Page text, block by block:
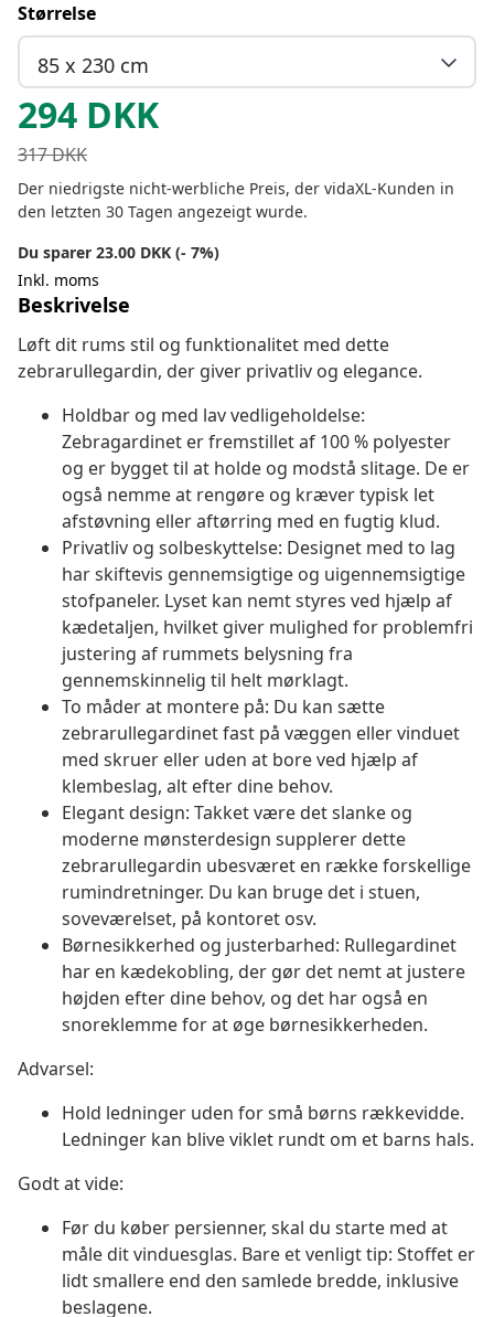
Størrelse
85 x 230 cm
294 DKK
317DKK
Der niedrigste nicht-werbliche Preis, der vidaXL-Kunden in
den letzten 30 Tagen angezeigt wurde.
Du sparer 23.00 DKK (- 7%)
Inkl. moms
Beskrivelse
Løft dit rums stil og funktionalitet med dette
zebrarullegardin, der giver privatliv og elegance.
Holdbar og med lav vedligeholdelse:
Zebragardinet er fremstillet af 100 % polyester
og er bygget til at holde og modstå slitage. De er
også nemme at rengøre og kræver typisk let
afstøvning eller aftørring med en fugtig klud.
Privatliv og solbeskyttelse: Designet med to lag
har skiftevis gennemsigtige og uigennemsigtige
stofpaneler. Lyset kan nemt styres ved hjælp af
kædetaljen, hvilket giver mulighed for problemfri
justering af rummets belysning fra
gennemskinnelig til helt mørklagt.
To måder at montere på: Du kan sætte
zebrarullegardinet fast på væggen eller vinduet
med skruer eller uden at bore ved hjælp af
klembeslag, alt efter dine behov.
Elegant design: Takket være det slanke og
moderne mønsterdesign supplerer dette
zebrarullegardin ubesværet en række forskellige
rumindretninger. Du kan bruge det i stuen,
soveværelset, på kontoret osv.
Børnesikkerhed og justerbarhed: Rullegardinet
har en kædekobling, der gør det nemt at justere
højden efter dine behov, og det har også en
snoreklemme for at øge børnesikkerheden.
Advarsel:
Hold ledninger uden for små børns rækkevidde.
Ledninger kan blive viklet rundt om et barns hals.
Godt at vide:
Før du køber persienner, skal du starte med at
måle dit vinduesglas. Bare et venligt tip: Stoffet er
lidt smallere end den samlede bredde, inklusive
beslagene.